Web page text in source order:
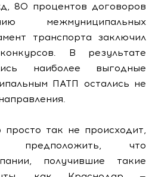
80 процентов договоров
межмуниципальных
транспорта заключил
В результате
наиболее выгодные
ПАТП остались не
так не происходит,
предположить, что
получившие такие